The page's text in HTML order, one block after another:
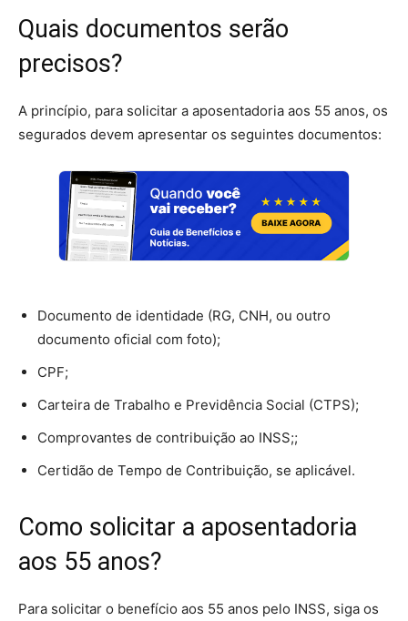
Quais documentos serão
precisos?
A princípio, para solicitar a aposentadoria aos 55 anos, os
segurados devem apresentar os seguintes documentos:
Documento de identidade (RG, CNH, ou outro
documento oficial com foto);
CPF;
Carteira de Trabalho e Previdência Social (CTPS);
Comprovantes de contribuição ao INSS;;
Certidão de Tempo de Contribuição, se aplicável.
Como solicitar a aposentadoria
aos 55 anos?
Para solicitar o benefício aos 55 anos pelo INSS, siga os